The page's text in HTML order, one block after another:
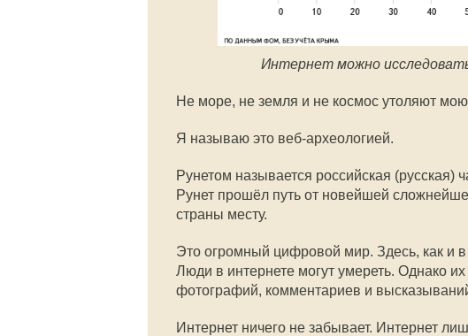
Интернет можно
Не море, не земля и не космос утоляют
Я называю это веб-археологией.
Рунетом называется российская (русская)
Рунет прошёл путь от новейшей
страны месту.
Это огромный цифровой мир. Здесь, как и
Люди в интернете могут умереть. Однако
фотографий, комментариев и
Интернет ничего не забывает. Интернет